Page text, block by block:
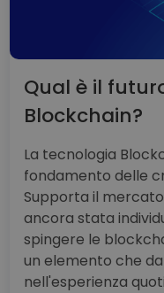
Qual è il
Blockchain?
La tecnologia
fondamento delle
Supporta il mercato
ancora stata
spingere le
un elemento che
nell'esperienza